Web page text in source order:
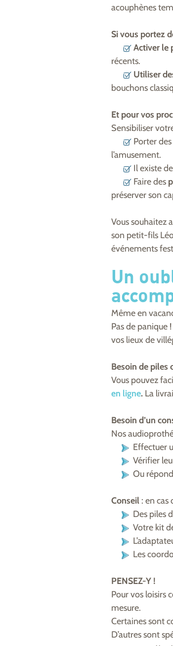
acouphènes
Si vous portez
Activer le
récents.
Utiliser
bouchons
Et pour vos
Sensibiliser
Porter
l’amusement.
Il existe
Faire des
préserver son
Vous souhaitez
son petit-fils
événements
Un
Même en
Pas de panique
vos lieux de
Besoin de piles
Vous pouvez
en ligne. La
Besoin d’un
Nos
Effectuer
Vérifier
Ou
Conseil: en cas
Des piles
Votre kit
L
Les
PENSEZ-Y !
Pour vos loisirs
mesure.
Certaines sont
D’autres sont